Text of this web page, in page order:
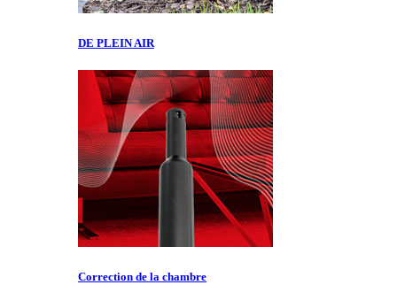
DE PLEIN AIR
Correction de la chambre